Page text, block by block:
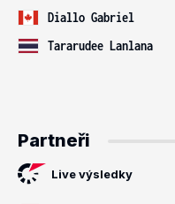
Diallo Gabriel
Tararudee Lanlana
Partneři
Live výsledky